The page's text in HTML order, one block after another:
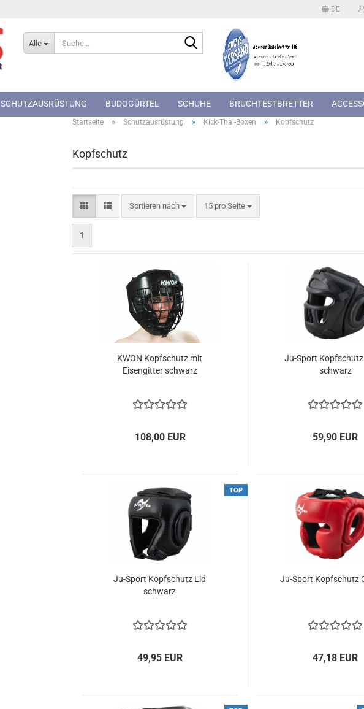
DE
Alle
Suche...
SCHUTZAUSRÜSTUNG BUDOGÜRTEL SCHUHE BRUCHTESTBRETTER
Startseite » Schutzausrüstung » Kick-Thai-Boxen » Kopfschutz
Kopfschutz
Sortieren nach
Sortieren nach 15 pro Seite
pro Seite
1
KWON Kopfschutz mit
Eisengitter schwarz
108,00 EUR
Ju-Sport
schwarz
59,90 EUR
TOP
Ju-Sport Kopfschutz Lid
schwarz
49,95 EUR
Ju-Sport Kopfschutz
47,18 EUR